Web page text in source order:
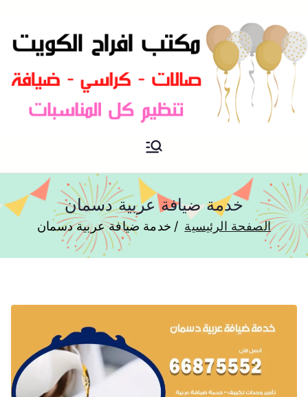
مكتب افراح و مناسبات و زواج و
خدمة ضيافة عربية دسمان
الصفحة الرئيسية خدمة ضيافة عربية دسمان